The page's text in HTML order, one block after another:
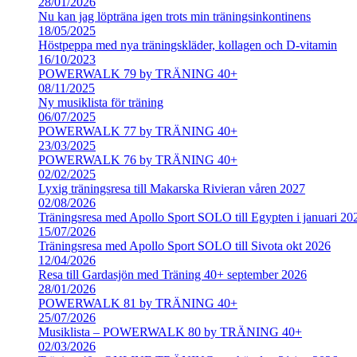
Nu kan jag löpträna igen trots min träningsinkontinens
18/05/2025
Höstpeppa med nya träningskläder, kollagen och D-vitamin
16/10/2023
POWERWALK 79 by TRÄNING 40+
08/11/2025
Ny musiklista för träning
06/07/2025
POWERWALK 77 by TRÄNING 40+
23/03/2025
POWERWALK 76 by TRÄNING 40+
02/02/2025
Lyxig träningsresa till Makarska Rivieran våren 2027
02/08/2026
Träningsresa med Apollo Sport SOLO till Egypten i januari
15/07/2026
Träningsresa med Apollo Sport SOLO till Sivota okt 2026
12/04/2026
Resa till Gardasjön med Träning 40+ september 2026
28/01/2026
POWERWALK 81 by TRÄNING 40+
25/07/2026
Musiklista – POWERWALK 80 by TRÄNING 40+
02/03/2026